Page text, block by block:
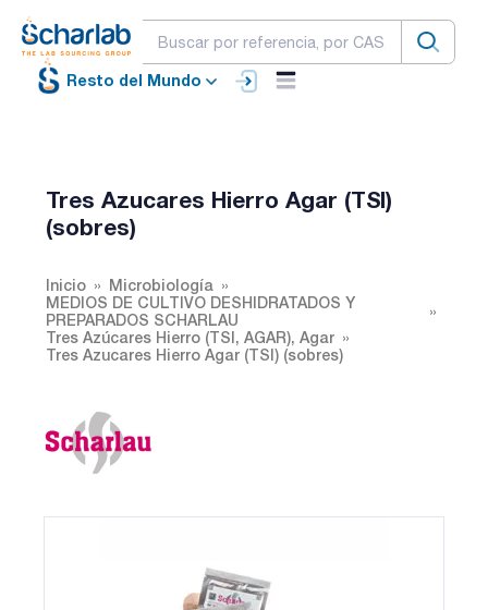
Resto del Mundo
Tres Azucares Hierro Agar (TSI)
(sobres)
Inicio
Microbiología
MEDIOS DE CULTIVO DESHIDRATADOS Y
PREPARADOS SCHARLAU
Tres Azúcares Hierro (TSI, AGAR), Agar
Tres Azucares Hierro Agar (TSI) (sobres)